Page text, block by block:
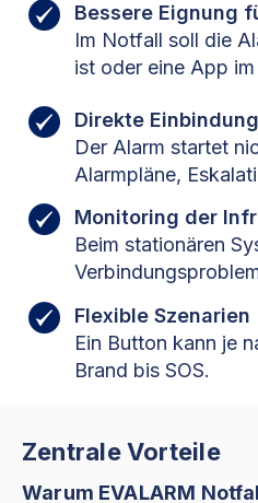
Bessere Eignung
​Im Notfall soll die
ist oder eine App
Direkte
Der Alarm startet
Alarmpläne,
Monitoring der
Beim stationären
Flexible Szenarien
Ein Button kann je
Brand bis SOS.
Zentrale Vorteile
Warum EVALARM